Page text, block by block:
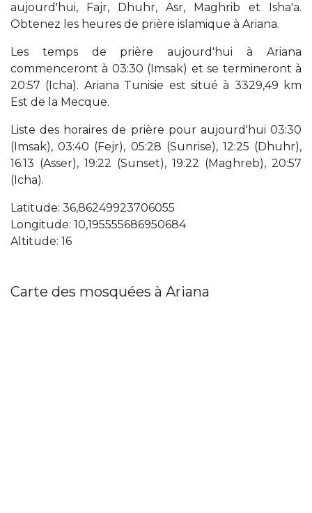
aujourd'hui, Fajr, Dhuhr, Asr, Maghrib et Isha'a.
Obtenez les heures de prière islamique à Ariana.
Les temps de prière aujourd'hui à Ariana
commenceront à 03:30 (Imsak) et se termineront à
20:57 (Icha). Ariana Tunisie est situé à 3329,49 km
Est de la Mecque.
Liste des horaires de prière pour aujourd'hui 03:30
(Imsak), 03:40 (Fejr), 05:28 (Sunrise), 12:25 (Dhuhr),
16:13 (Asser), 19:22 (Sunset), 19:22 (Maghreb), 20:57
(Icha).
Latitude: 36,86249923706055
Longitude: 10,195555686950684
Altitude: 16
Carte des mosquées à Ariana